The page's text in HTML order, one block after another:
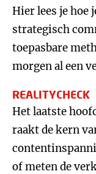
Hier lees je hoe
strategisch
toepasbare
morgen al een
REALITYCHECK
Het laatste
raakt de kern
of meten de